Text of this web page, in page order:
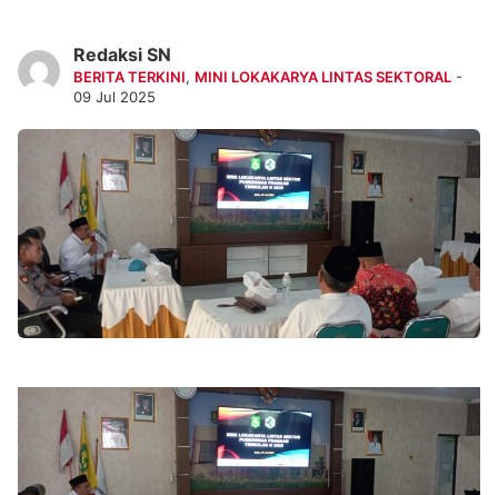
Redaksi SN
BERITA TERKINI, MINI LOKAKARYA LINTAS SEKTORAL -
09 Jul 2025